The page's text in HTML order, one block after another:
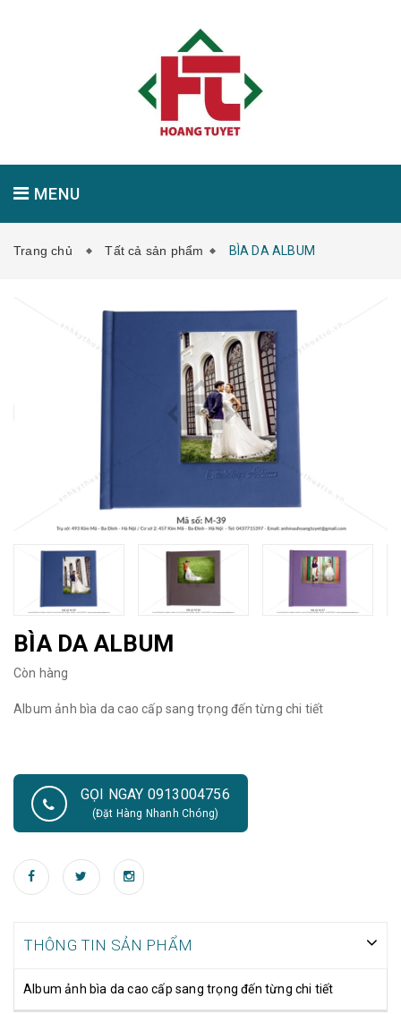
MENU
Trang chủ Tất cả sản phẩm BÌA DA ALBUM
BÌA DA ALBUM
Còn hàng
Album ảnh bìa da cao cấp sang trọng đến từng chi tiết
GỌI NGAY 0913004756
(Đặt Hàng Nhanh Chóng)
THÔNG TIN SẢN PHẨM
Album ảnh bìa da cao cấp sang trọng đến từng chi tiết